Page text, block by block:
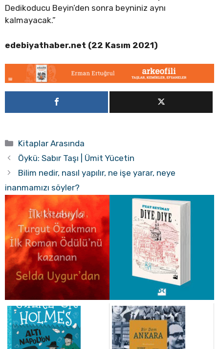
Dedikoducu Beyin’den sonra beyniniz aynı
kalmayacak.”
edebiyathaber.net (22 Kasım 2021)
Kategoriler
Kitaplar Arasında
Öykü: Sabır Taşı | Ümit Yücetin
Bilim nedir, nasıl yapılır, ne işe yarar, neye
inanmamızı söyler?